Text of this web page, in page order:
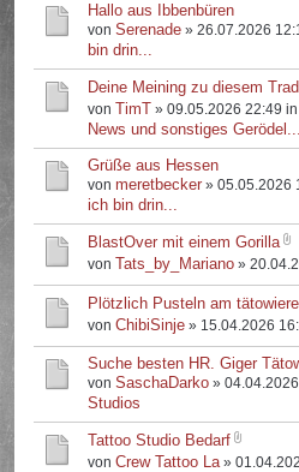
Hallo aus Ibbenbüren
vonSerenade » 26.07.2026
bin drin...
Deine Meining zu diesem
von TimT » 09.05.2026 22:49
News und sonstiges Gerödel...
Grüße aus Hessen
vonmeretbecker » 05.05.2026
ich bin drin...
BlastOver mit einem Gorilla
von Tats_by_Mariano »
Plötzlich Pusteln am
vonChibiSinje » 15.04.2026
Suche besten HR. Giger
vonSaschaDarko »
Studios
Tattoo Studio Bedarf
vonCrew Tattoo La»